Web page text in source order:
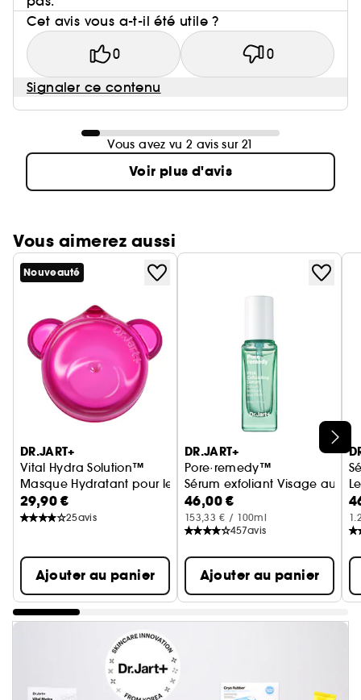
Cet avis vous a-t-il été utile ?
0 0
Signaler ce contenu
Vous avez vu 2 avis sur 21
Voir plus d'avis
Vous aimerez aussi
Nouveauté
DR.JART+
Vital Hydra Solution™
Masque Hydratant pour les Lèvres à l'Acide Hyaluronique
29,90 €
25avis
Ajouter au panier
DR.JART+
Pore·remedy™
Sérum exfoliant Visage aux
46,00 €
153,33 € / 100ml
457avis
Ajouter au panier